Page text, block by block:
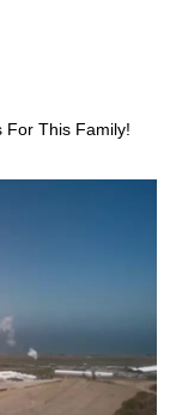
For This Family!